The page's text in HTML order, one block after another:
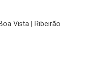
Vista | Ribeirão